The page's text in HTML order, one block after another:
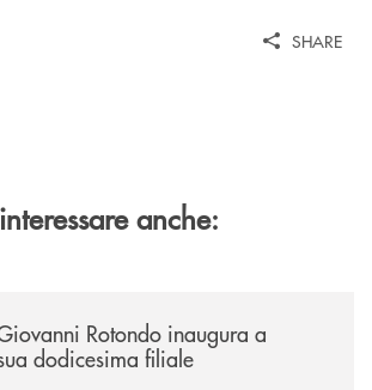
SHARE
anche:
Rotondo inaugura a
dodicesima filiale